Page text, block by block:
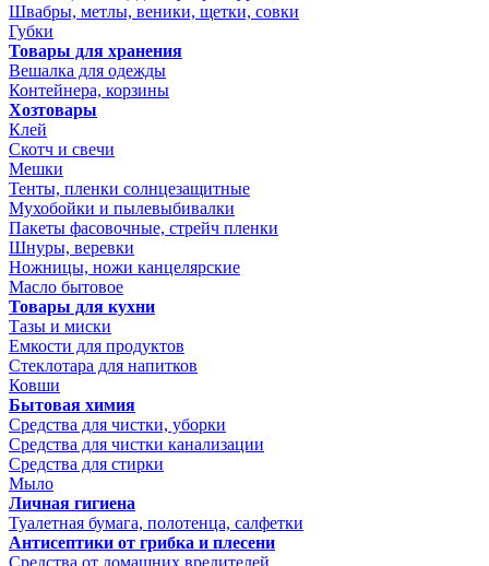
Швабры, метлы, веники, щетки, совки
Губки
Товары для хранения
Вешалка для одежды
Контейнера, корзины
Хозтовары
Клей
Скотч и свечи
Мешки
Тенты, пленки солнцезащитные
Мухобойки и пылевыбивалки
Пакеты фасовочные, стрейч пленки
Шнуры, веревки
Ножницы, ножи канцелярские
Масло бытовое
Товары для кухни
Тазы и миски
Емкости для продуктов
Стеклотара для напитков
Ковши
Бытовая химия
Средства для чистки, уборки
Средства для чистки канализации
Средства для стирки
Мыло
Личная гигиена
Туалетная бумага, полотенца, салфетки
Антисептики от грибка и плесени
Средства от домашних вредителей